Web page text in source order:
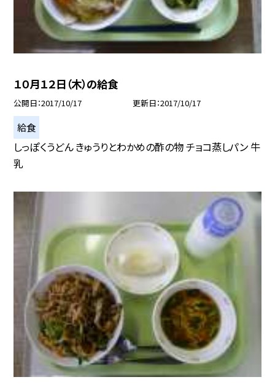
１０月１２日（木）の給食
公開日 2017/10/17 更新日 2017/10/17
給食
しっぽくうどん きゅうりとわかめの酢の物 チョコ蒸しパン 牛
乳